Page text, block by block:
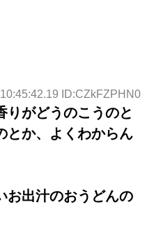
ID:CZkFZPHN0
りがどうのこうのと
とか、よくわからん
お出汁のおうどんの